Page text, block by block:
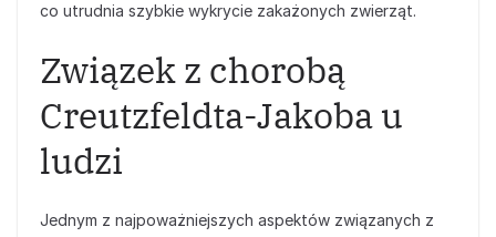
co utrudnia szybkie wykrycie zakażonych zwierząt.
Związek z chorobą
Creutzfeldta-Jakoba u
ludzi
Jednym z najpoważniejszych aspektów związanych z